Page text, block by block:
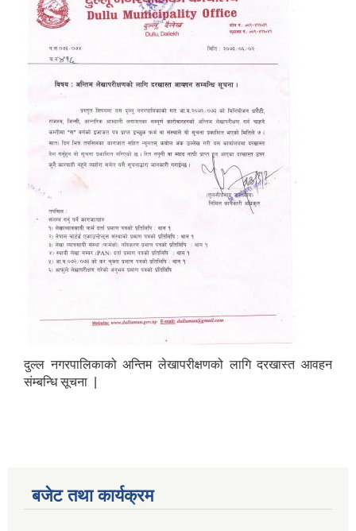
दुल्ल नगरपालिकाको अन्तिम लेखापरीक्षणको लागि दरखास्त आवहन
संम्बन्धि सूचना |
बजेट तथा कार्यक्रम